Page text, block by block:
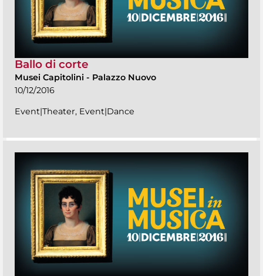
Ballo di corte
Musei Capitolini - Palazzo Nuovo
10/12/2016
Event|Theater, Event|Dance